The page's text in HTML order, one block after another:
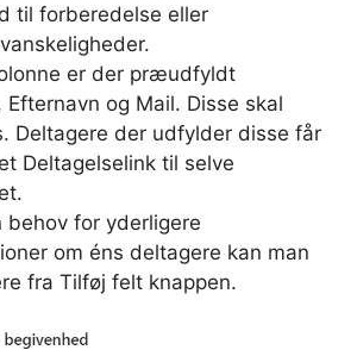
til forberedelse eller
er der præudfyldt
Efternavn og Mail. Disse skal
Deltagere der udfylder disse får
Deltagelselink til selve
behov for yderligere
om éns deltagere kan man
fra Tilføj felt knappen.